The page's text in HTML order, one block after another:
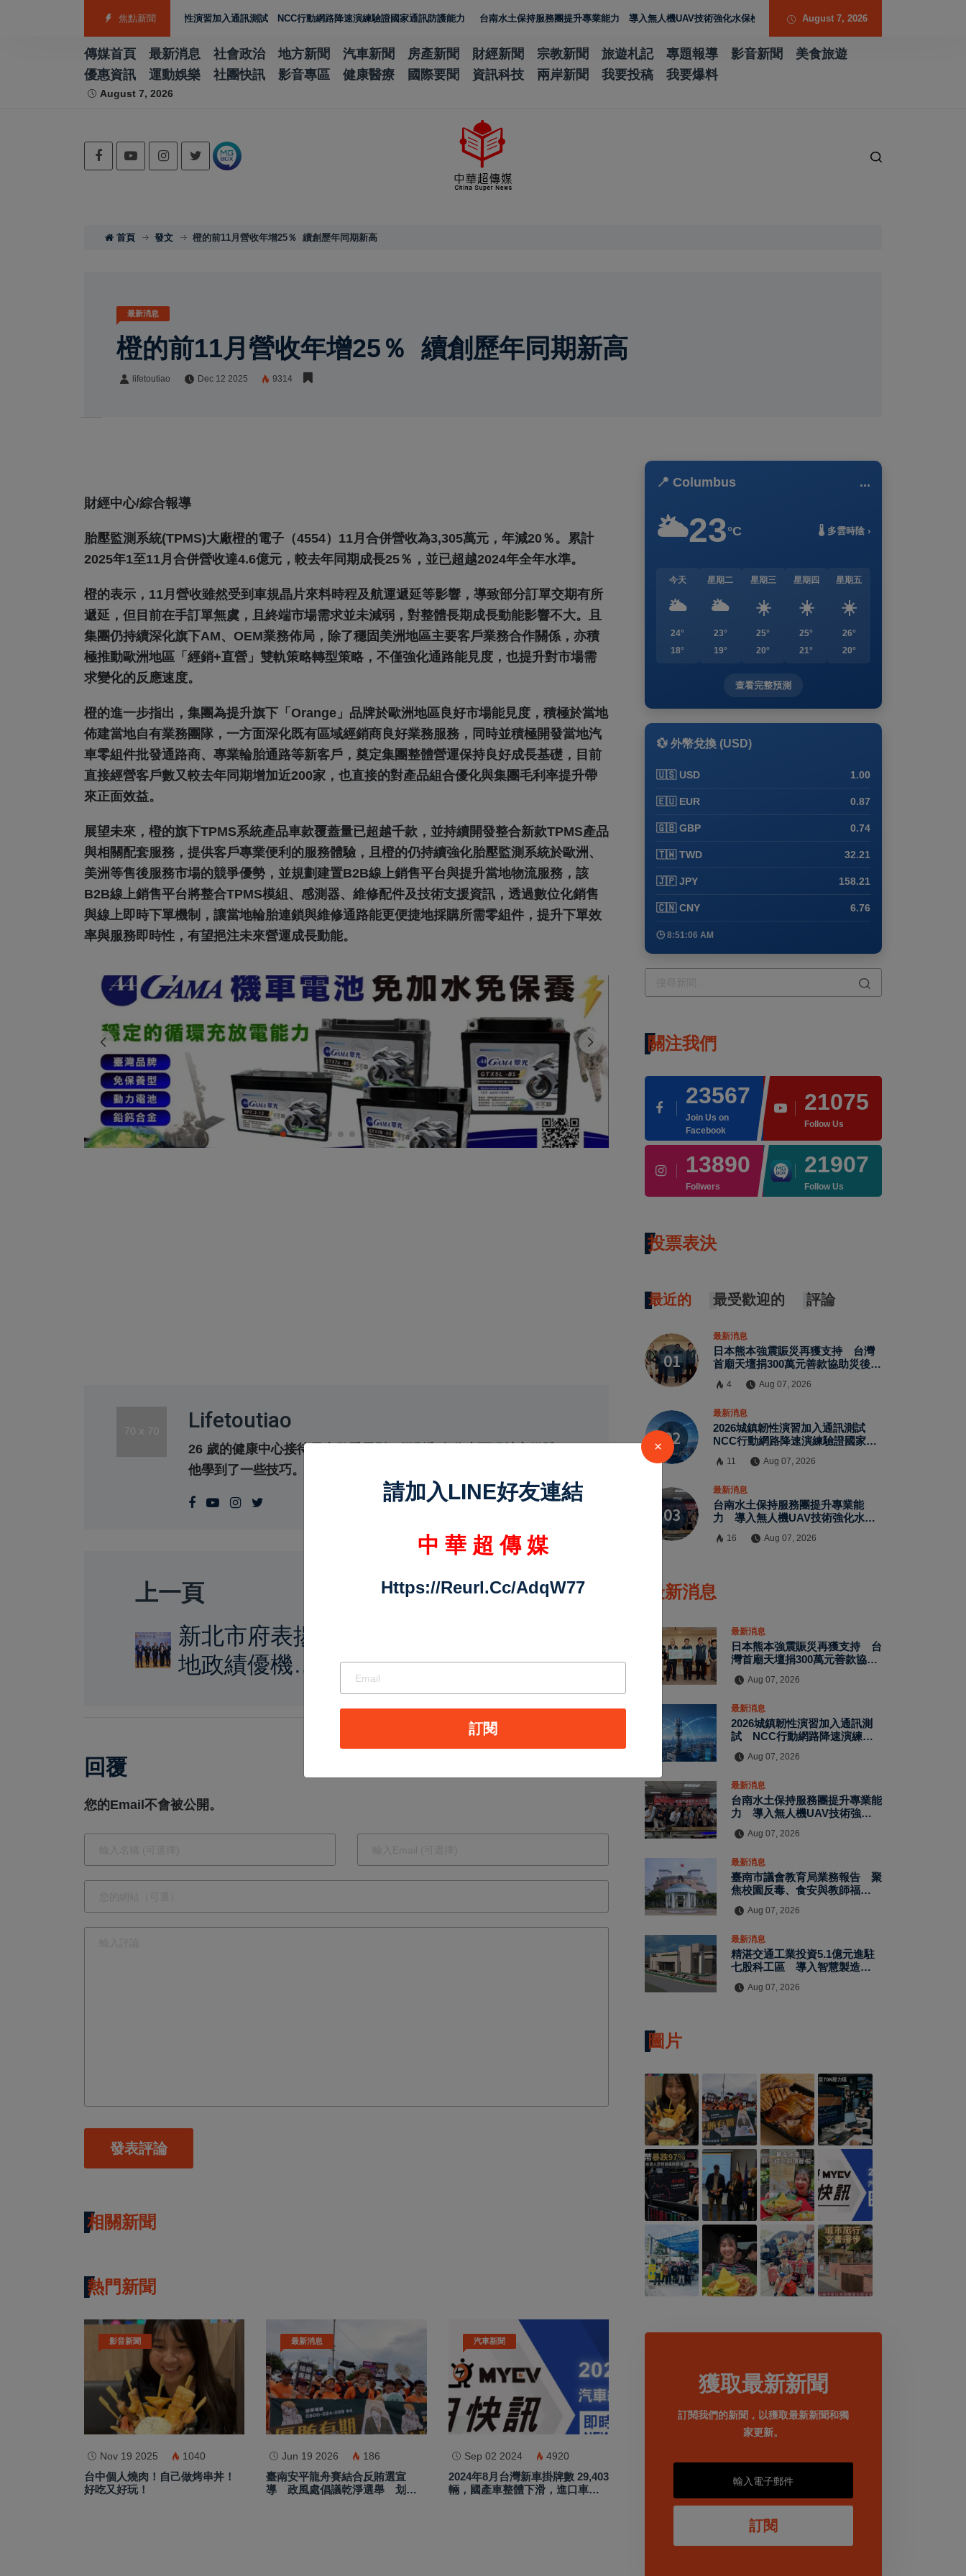
焦點新聞
2026城鎮韌性演習加入通訊測試 NCC行動網路降速演練驗證國家通訊防護能力 台南水土保持服務團提升專業能力 導入無人機UAV技術強化水保檢查與國土保育 臺南市議會教育局業務報告 聚焦校園反
August 7, 2026
傳媒首頁 最新消息 社會政治 地方新聞 汽車新聞 房產新聞 財經新聞 宗教新聞 旅遊札記 專題報導 影音新聞
美食旅遊
優惠資訊
運動娛樂 社團快訊 影音專區 健康醫療 國際要聞 資訊科技 兩岸新聞 我要投稿 我要爆料
August 7, 2026
首頁 發文 橙的前11月營收年增25％ 續創歷年同期新高
最新消息
橙的前11月營收年增25％ 續創歷年同期新高
lifetoutiao Dec 12 2025 9314
財經中心/綜合報導
胎壓監測系統(TPMS)大廠橙的電子（4554）11月合併營收為3,305萬元，年減20％。累計
2025年1至11月合併營收達4.6億元，較去年同期成長25％，並已超越2024年全年水準。
橙的表示，11月營收雖然受到車規晶片來料時程及航運遞延等影響，導致部分訂單交期有所
遞延，但目前在手訂單無虞，且終端市場需求並未減弱，對整體長期成長動能影響不大。且
集團仍持續深化旗下AM、OEM業務佈局，除了穩固美洲地區主要客戶業務合作關係，亦積
極推動歐洲地區「經銷+直營」雙軌策略轉型策略，不僅強化通路能見度，也提升對市場需
求變化的反應速度。
橙的進一步指出，集團為提升旗下「Orange」品牌於歐洲地區良好市場能見度，積極於當地
佈建當地自有業務團隊，一方面深化既有區域經銷商良好業務服務，同時並積極開發當地汽
車零組件批發通路商、專業輪胎通路等新客戶，奠定集團整體營運保持良好成長基礎，目前
直接經營客戶數又較去年同期增加近200家，也直接的對產品組合優化與集團毛利率提升帶
來正面效益。
展望未來，橙的旗下TPMS系統產品車款覆蓋量已超越千款，並持續開發整合新款TPMS產品
與相關配套服務，提供客戶專業便利的服務體驗，且橙的仍持續強化胎壓監測系統於歐洲、
美洲等售後服務市場的競爭優勢，並規劃建置B2B線上銷售平台與提升當地物流服務，該
B2B線上銷售平台將整合TPMS模組、感測器、維修配件及技術支援資訊，透過數位化銷售
與線上即時下單機制，讓當地輪胎連鎖與維修通路能更便捷地採購所需零組件，提升下單效
率與服務即時性，有望挹注未來營運成長動能。
Lifetoutiao
26 歲的健康中心接待員喜歡看電影、攝影和在你上面玩社交媒體，
他學到了一些技巧。
上一頁
新北市府表揚
地政績優機關
跨局處守護不
動產成果
下一頁
轉！先交出你
的臉書和IG！
免簽旅客恐被
全面審查五年
社群紀錄 連
親屬背景都得
上繳給美國政
回覆
您的Email不會被公開。
發表評論
相關新聞
熱門新聞
影音新聞
Nov 19 2025 1040
台中個人燒肉！自己做烤串丼！
好吃又好玩！
最新消息
Jun 19 2026 186
臺南安平龍舟賽結合反賄選宣
導 政風處倡議乾淨選舉 划出
汽車新聞
Sep 02 2024 4920
2024年8月台灣新車掛牌數 29,403
輛，國產車整體下滑，進口車款
📍 Columbus ...
🌥️23°C 🌡️ 多雲時陰 ›
今天
🌥️
24°
18°
星期二
🌥️
23°
19°
星期三
☀️
25°
20°
星期四
☀️
25°
21°
星期五
☀️
26°
20°
查看完整預測
💱 外幣兌換 (USD)
🇺🇸 USD 1.00
🇪🇺 EUR 0.87
🇬🇧 GBP 0.74
🇹🇼 TWD 32.21
🇯🇵 JPY 158.21
🇨🇳 CNY 6.76
🕒 8:51:06 AM
關注我們
23567
Join Us on
Facebook
21075
Follow Us
13890
Follwers
21907
Follow Us
投票表決
最近的 最受歡迎的 評論
最新消息
日本熊本強震賑災再獲支持 台灣
首廟天壇捐300萬元善款協助災後復
4 Aug 07, 2026
最新消息
2026城鎮韌性演習加入通訊測試
NCC行動網路降速演練驗證國家通
11 Aug 07, 2026
最新消息
台南水土保持服務團提升專業能
力 導入無人機UAV技術強化水保
16 Aug 07, 2026
最新消息
最新消息
日本熊本強震賑災再獲支持 台
灣首廟天壇捐300萬元善款協助
Aug 07, 2026
最新消息
2026城鎮韌性演習加入通訊測
試 NCC行動網路降速演練驗
Aug 07, 2026
最新消息
台南水土保持服務團提升專業能
力 導入無人機UAV技術強化
Aug 07, 2026
最新消息
臺南市議會教育局業務報告 聚
焦校園反毒、食安與教師福利
Aug 07, 2026
最新消息
精湛交通工業投資5.1億元進駐
七股科工區 導入智慧製造再添
Aug 07, 2026
圖片
獲取最新新聞
訂閱我們的新聞，以獲取最新新聞和獨
家更新。
訂閱
×
請加入LINE好友連結
中 華 超 傳 媒
Https://reurl.cc/adqW77
訂閱